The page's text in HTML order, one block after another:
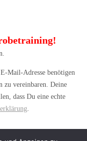
Mail-Adresse benötigen
zu vereinbaren. Deine
dass Du eine echte